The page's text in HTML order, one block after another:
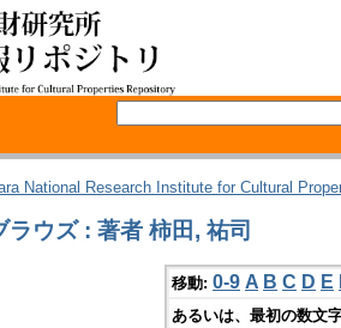
National Research Institute for Cultural
ラウズ : 著者 柿田, 祐司
移動: 0-9 A B C D E
あるいは、最初の数文